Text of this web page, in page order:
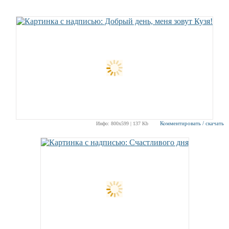
Инфо: 800х599 | 137 Kb Комментировать / скачать